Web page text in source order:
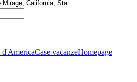
d'AmericaCase vacanzeHomepage